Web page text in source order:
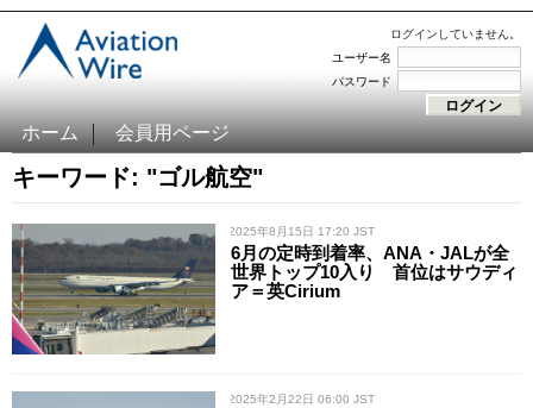
ログインしていません。
ユーザー名
パスワード
ホーム 会員用ページ
キーワード: "ゴル航空"
/ 2025年8月15日 17:20 JST
6月の定時到着率、ANA・JALが全
世界トップ10入り 首位はサウディ
ア＝英Cirium
/ 2025年2月22日 06:00 JST